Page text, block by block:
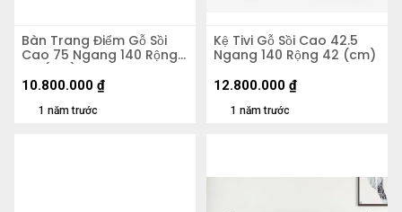
Bàn Trang Điểm Gỗ Sồi
Cao 75 Ngang 140 Rộng
44 (cm)
1 năm trước
10.800.000 ₫
Kệ Tivi Gỗ Sồi Cao 42.5
Ngang 140 Rộng 42 (cm)
1 năm trước
12.800.000 ₫